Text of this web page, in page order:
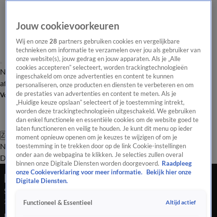
Nieuws van de DagOpinie van de Dag Onze categorieën Laatste
afleveringVideo's Nieuws van de Dag Podcast
Volg Nieuws van de Dag
Zoeken
Nieuws van de DagOpinie van de
Dag
Video'sUitzendingen PodcastPanelContact
Nieuws van de Dag
Seizoen Nieuws van de Dag, aflevering 122
24 juni 2025, 18:06
Jouw cookievoorkeuren
Wij en onze28 partners gebruiken cookies en vergelijkbare
technieken om informatie te verzamelen over jou als gebruiker van
onze website(s), jouw gedrag en jouw apparaten. Als je „Alle
cookies accepteren” selecteert, worden trackingtechnologieën
ingeschakeld om onze advertenties en content te kunnen
personaliseren, onze producten en diensten te verbeteren en om
de prestaties van advertenties en content te meten. Als je
„Huidige keuze opslaan” selecteert of je toestemming intrekt,
worden deze trackingtechnologieën uitgeschakeld. We gebruiken
dan enkel functionele en essentiële cookies om de website goed te
laten functioneren en veilig te houden. Je kunt dit menu op ieder
moment opnieuw openen om je keuzes te wijzigen of om je
toestemming in te trekken door op de link Cookie-instellingen
onder aan de webpagina te klikken. Je selecties zullen overal
binnen onze Digitale Diensten worden doorgevoerd. Raadpleeg
onze Cookieverklaring voor meer informatie.
Bekijk hier onze
Digitale Diensten.
Functioneel & Essentieel Altijd actief